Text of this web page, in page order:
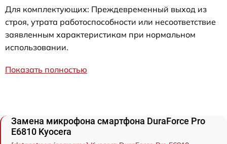
Для комплектующих: Преждевременный выход из
строя, утрата работоспособности или несоответствие
заявленным характеристикам при нормальном
использовании.
Показать полностью
Замена микрофона смартфона DuraForce Pro
E6810 Kyocera